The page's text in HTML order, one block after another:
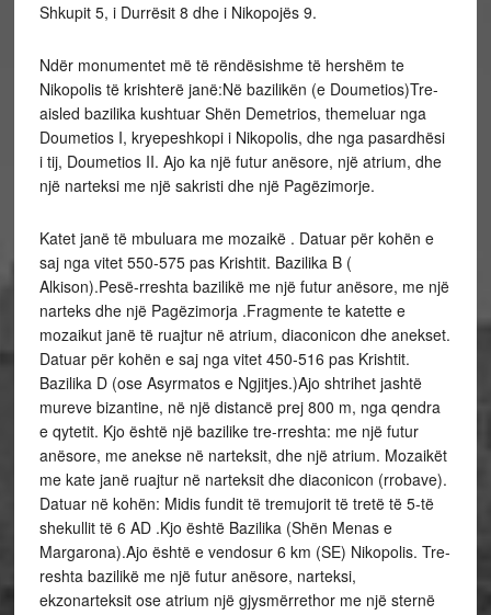
Shkupit 5, i Durrësit 8 dhe i Nikopojës 9.
Ndër monumentet më të rëndësishme të hershëm te
Nikopolis të krishterë janë:Në bazilikën (e Doumetios)Tre-
aisled bazilika kushtuar Shën Demetrios, themeluar nga
Doumetios I, kryepeshkopi i Nikopolis, dhe nga pasardhësi
i tij, Doumetios II. Ajo ka një futur anësore, një atrium, dhe
një narteksi me një sakristi dhe një Pagëzimorje.
Katet janë të mbuluara me mozaikë . Datuar për kohën e
saj nga vitet 550-575 pas Krishtit. Bazilika B (
Alkison).Pesë-rreshta bazilikë me një futur anësore, me një
narteks dhe një Pagëzimorja .Fragmente te katette e
mozaikut janë të ruajtur në atrium, diaconicon dhe anekset.
Datuar për kohën e saj nga vitet 450-516 pas Krishtit.
Bazilika D (ose Asyrmatos e Ngjitjes.)Ajo shtrihet jashtë
mureve bizantine, në një distancë prej 800 m, nga qendra
e qytetit. Kjo është një bazilike tre-rreshta: me një futur
anësore, me anekse në narteksit, dhe një atrium. Mozaikët
me kate janë ruajtur në narteksit dhe diaconicon (rrobave).
Datuar në kohën: Midis fundit të tremujorit të tretë të 5-të
shekullit të 6 AD .Kjo është Bazilika (Shën Menas e
Margarona).Ajo është e vendosur 6 km (SE) Nikopolis. Tre-
reshta bazilikë me një futur anësore, narteksi,
ekzonarteksit ose atrium një gjysmërrethor me një sternë